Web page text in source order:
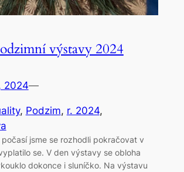
výstavy 2024
2024—
, Podzim, r. 2024
jsme se rozhodli pokračovat v
se. V den výstavy se obloha
dokonce i sluníčko. Na výstavu